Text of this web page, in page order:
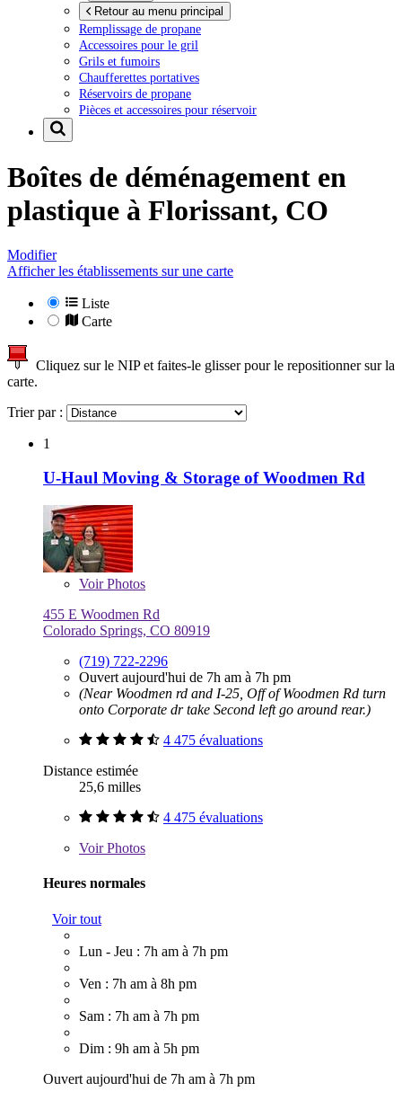
Retour au menu principal
Remplissage de propane
Accessoires pour le gril
Grils et fumoirs
Chaufferettes portatives
Réservoirs de propane
Pièces et accessoires pour réservoir
Boîtes de déménagement en
plastique à Florissant, CO
Modifier
Afficher les établissements sur une carte
Liste
Carte
Cliquez sur le NIP et faites-le glisser pour le repositionner sur la
carte.
Trier par :
1
U-Haul Moving & Storage of Woodmen Rd
VoirPhotos
455 E Woodmen Rd
Colorado Springs, CO 80919
(719) 722-2296
Ouvert aujourd'hui de 7h am à 7h pm
(Near Woodmen rd and I-25, Off of Woodmen Rd turn
onto Corporate dr take Second left go around rear.)
4 475 évaluations
Distance estimée
25,6 milles
4 475 évaluations
VoirPhotos
Heures normales
Voir tout
Lun - Jeu : 7h am à 7h pm
Ven : 7h am à 8h pm
Sam : 7h am à 7h pm
Dim : 9h am à 5h pm
Ouvert aujourd'hui de 7h am à 7h pm